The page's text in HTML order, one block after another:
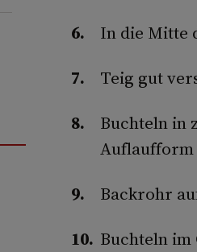
In die Mitte
Teig gut
Buchteln in
Auflaufform
Backrohr
Buchteln im